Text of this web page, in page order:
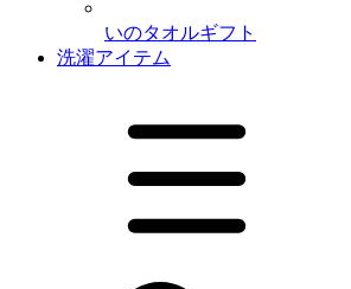
いのタオルギフト
洗濯アイテム